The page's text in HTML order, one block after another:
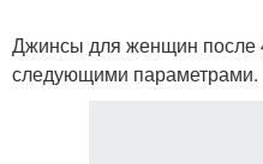
Джинсы для женщин после
следующими параметрами.